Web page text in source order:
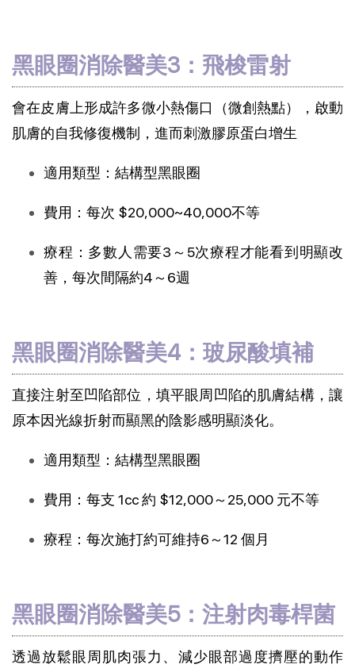
黑眼圈消除醫美3：飛梭雷射
會在皮膚上形成許多微小熱傷口（微創熱點），啟動
肌膚的自我修復機制，進而刺激膠原蛋白增生
適用類型：結構型黑眼圈
費用：每次 $20,000~40,000不等
療程：多數人需要3～5次療程才能看到明顯改
善，每次間隔約4～6週
黑眼圈消除醫美4：玻尿酸填補
直接注射至凹陷部位，填平眼周凹陷的肌膚結構，讓
原本因光線折射而顯黑的陰影感明顯淡化。
適用類型：結構型黑眼圈
費用：每支 1cc 約 $12,000～25,000 元不等
療程：每次施打約可維持6～12 個月
黑眼圈消除醫美5：注射肉毒桿菌
透過放鬆眼周肌肉張力、減少眼部過度擠壓的動作